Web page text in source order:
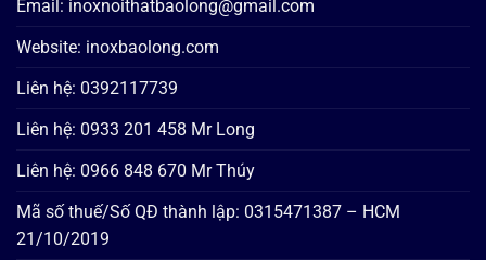
Email: inoxnoithatbaolong@gmail.com
Website: inoxbaolong.com
Liên hệ: 0392117739
Liên hệ: 0933 201 458 Mr Long
Liên hệ: 0966 848 670 Mr Thúy
Mã số thuế/Số QĐ thành lập: 0315471387 – HCM
21/10/2019